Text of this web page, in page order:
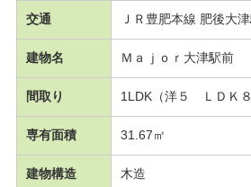
交通 ＪＲ豊肥本線 肥後大
建物名 Ｍａｊｏｒ大津駅前
間取り 1LDK（洋５ ＬＤＫ
専有面積 31.67㎡
建物構造 木造